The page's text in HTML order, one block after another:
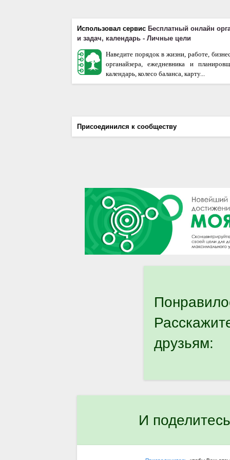
Использовал сервис Бесплатный онлайн
и задач, календарь - Личные цели
Наведите порядок в жизни, работе,
органайзера, ежедневника и
календарь, колесо баланса, карту...
Присоединился к сообществу
друзьям:
И